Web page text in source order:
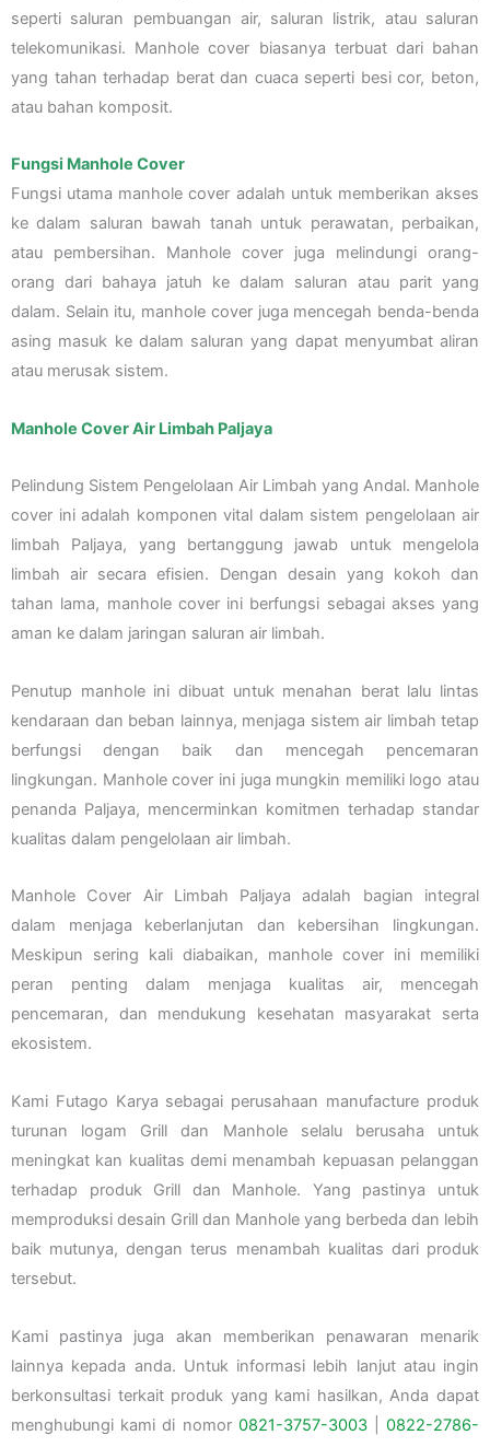
seperti saluran pembuangan air, saluran listrik, atau saluran
telekomunikasi. Manhole cover biasanya terbuat dari bahan
yang tahan terhadap berat dan cuaca seperti besi cor, beton,
atau bahan komposit.
Fungsi Manhole Cover
Fungsi utama manhole cover adalah untuk memberikan akses
ke dalam saluran bawah tanah untuk perawatan, perbaikan,
atau pembersihan. Manhole cover juga melindungi orang-
orang dari bahaya jatuh ke dalam saluran atau parit yang
dalam. Selain itu, manhole cover juga mencegah benda-benda
asing masuk ke dalam saluran yang dapat menyumbat aliran
atau merusak sistem.
Manhole Cover Air Limbah Paljaya
Pelindung Sistem Pengelolaan Air Limbah yang Andal. Manhole
cover ini adalah komponen vital dalam sistem pengelolaan air
limbah Paljaya, yang bertanggung jawab untuk mengelola
limbah air secara efisien. Dengan desain yang kokoh dan
tahan lama, manhole cover ini berfungsi sebagai akses yang
aman ke dalam jaringan saluran air limbah.
Penutup manhole ini dibuat untuk menahan berat lalu lintas
kendaraan dan beban lainnya, menjaga sistem air limbah tetap
berfungsi dengan baik dan mencegah pencemaran
lingkungan. Manhole cover ini juga mungkin memiliki logo atau
penanda Paljaya, mencerminkan komitmen terhadap standar
kualitas dalam pengelolaan air limbah.
Manhole Cover Air Limbah Paljaya adalah bagian integral
dalam menjaga keberlanjutan dan kebersihan lingkungan.
Meskipun sering kali diabaikan, manhole cover ini memiliki
peran penting dalam menjaga kualitas air, mencegah
pencemaran, dan mendukung kesehatan masyarakat serta
ekosistem.
Kami Futago Karya sebagai perusahaan manufacture produk
turunan logam Grill dan Manhole selalu berusaha untuk
meningkat kan kualitas demi menambah kepuasan pelanggan
terhadap produk Grill dan Manhole. Yang pastinya untuk
memproduksi desain Grill dan Manhole yang berbeda dan lebih
baik mutunya, dengan terus menambah kualitas dari produk
tersebut.
Kami pastinya juga akan memberikan penawaran menarik
lainnya kepada anda. Untuk informasi lebih lanjut atau ingin
berkonsultasi terkait produk yang kami hasilkan, Anda dapat
menghubungi kami di nomor 0821-3757-3003|0822-2786-